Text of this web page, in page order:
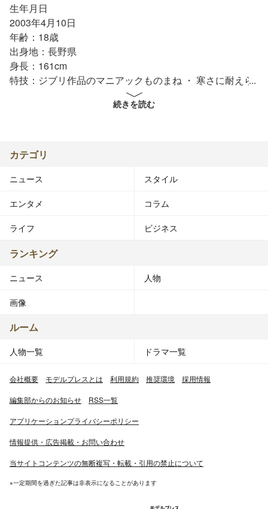
生年月日
2003年4月10日
年齢：18歳
出身地：長野県
身長：161cm
特技：ジブリ作品のマニアックものまね ・ 寒さに耐えら
趣味：漫画（「美味しんぼ」は語れます！）・ サッカー
続きを読む
カテゴリ
ニュース スタイル
エンタメ コラム
ライフ ビジネス
ランキング
ニュース 人物
画像
ルーム
人物一覧 ドラマ一覧
会社概要 モデルプレスとは 利用規約 推奨環境 採用情報
編集部からのお知らせ RSS一覧
アプリケーションプライバシーポリシー
情報提供・広告掲載・お問い合わせ
当サイトコンテンツの無断複写・転載・引用の禁止について
※一定期間を過ぎた記事は非表示になることがあります